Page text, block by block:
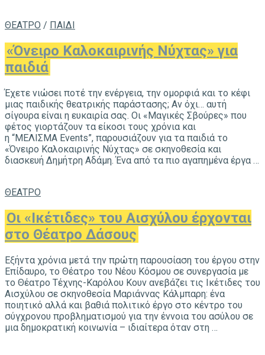
ΘΕΑΤΡΟ / ΠΑΙΔΙ
«Όνειρο Καλοκαιρινής Νύχτας» για
παιδιά
Έχετε νιώσει ποτέ την ενέργεια, την ομορφιά και το κέφι
μιας παιδικής θεατρικής παράστασης; Αν όχι… αυτή
σίγουρα είναι η ευκαιρία σας. Οι «Μαγικές Σβούρες» που
φέτος γιορτάζουν τα είκοσι τους χρόνια και
η “ΜΕΛΙΣΜΑ Events”, παρουσιάζουν για τα παιδιά το
«Όνειρο Καλοκαιρινής Νύχτας» σε σκηνοθεσία και
διασκευή Δημήτρη Αδάμη. Ένα από τα πιο αγαπημένα έργα …
ΘΕΑΤΡΟ
Οι «Ικέτιδες» του Αισχύλου έρχονται
στο Θέατρο Δάσους
Εξήντα χρόνια μετά την πρώτη παρουσίαση του έργου στην
Επίδαυρο, το Θέατρο του Νέου Κόσμου σε συνεργασία με
το Θέατρο Τέχνης-Καρόλου Κουν ανεβάζει τις Ικέτιδες του
Αισχύλου σε σκηνοθεσία Μαριάννας Κάλμπαρη: ένα
ποιητικό αλλά και βαθιά πολιτικό έργο στο κέντρο του
σύγχρονου προβληματισμού για την έννοια του ασύλου σε
μια δημοκρατική κοινωνία – ιδιαίτερα όταν στη …